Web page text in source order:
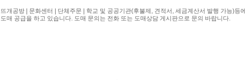
뜨개공방 | 문화센터 | 단체주문 | 학교 및 공공기관(후불제, 견적서, 세금계산서 발행 가능)등에
도매 공급을 하고 있습니다. 도매 문의는 전화 또는 도매상담 게시판으로 문의 바랍니다.